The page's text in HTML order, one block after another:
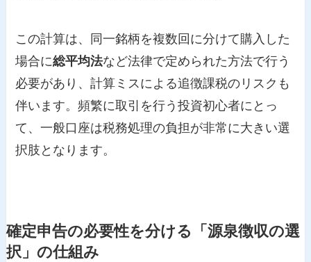
この計算は、同一銘柄を複数回に分けて購入した
場合に総平均法など法律で定められた方法で行う
必要があり、計算ミスによる追徴課税のリスクも
伴います。頻繁に取引を行う投資初心者にとっ
て、一般口座は税務処理の負担が非常に大きい選
択肢となります。
確定申告の必要性を分ける「源泉徴収の選
択」の仕組み